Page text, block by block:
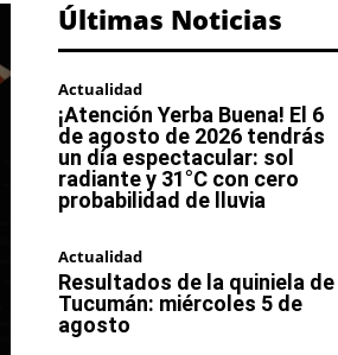
Últimas Noticias
Actualidad
¡Atención Yerba Buena! El 6
de agosto de 2026 tendrás
un día espectacular: sol
radiante y 31°C con cero
probabilidad de lluvia
Actualidad
Resultados de la quiniela de
Tucumán: miércoles 5 de
agosto